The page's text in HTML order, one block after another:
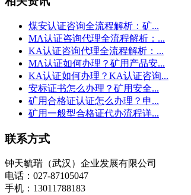
煤安认证咨询全流程解析：矿...
MA认证咨询代理全流程解析：...
KA认证咨询代理全流程解析：...
MA认证如何办理？矿用产品安...
KA认证如何办理？KA认证咨询...
安标证书怎么办理？矿用安全...
矿用合格证认证怎么办理？申...
矿用一般型合格证代办流程详...
联系方式
钟天毓瑞（武汉）企业发展有限公司
电话：027-87105047
手机：13011788183